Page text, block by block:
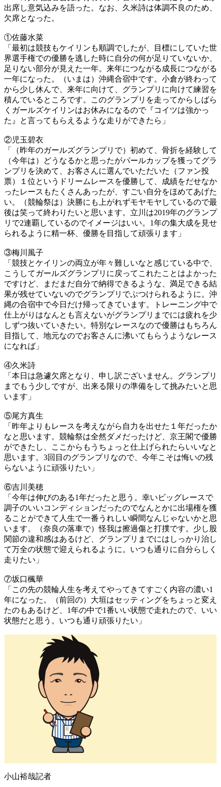
出席し意気込みを語った。なお、久米詩は体調不良のため、
欠席となった。
①佐藤水菜
「最初は競技もケイリンも順調でしたが、目標にしていた世
界選手権での優勝を逃した時に自分の何が足りていないか、
足りない部分が見えた一年。来年につながる成長につながる
一年になった。（いまは）沖縄合宿中です。小倉が終わって
から少し休んで、来年に向けて、グランプリに向けて練習を
積んでいるところです。このグランプリを走ってからしばら
くガールズケイリンはお休みになるので『コイツは強かっ
た』と言ってもらえるような走りができたら」
②児玉碧衣
「（昨年のガールズグランプリで）初めて、骨折を経験して
（今年は）どうなるかと思ったがパールカップを獲ってグラ
ンプリを決めて、お客さんに選んでいただいた（ファン投
票）１位というドリームレースを優勝して、成績をだせなか
ったレースもたくさんあったが、すごい自分をほめてあげた
い。（競輪祭は）決勝にも上がれずモヤモヤしているので最
後は笑って終わりたいと思います。立川は2019年のグランプ
リで2連覇しているのでイメージはいい。1年の集大成を見せ
られるように精一杯、優勝を目指して頑張ります」
③梅川風子
「競技とケイリンの両立が年々難しいなと感じている中で、
こうしてガールズグランプリに戻ってこれたことはよかった
ですけど、まだまだ自分で納得できるような、満足できる結
果が残せていないのでグランプリでぶつけられるように。沖
縄の合宿中で今日だけ帰ってきています。トレーニング中で
仕上がりはなんとも言えないがグランプリまでには疲れを少
しずつ抜いていきたい。特別なレースなので優勝はもちろん
目指して、地元なのでお客さんに沸いてもらうようなレース
になれば」
④久米詩
「本日は急遽欠席となり、申し訳ございません。グランプリ
までもう少しですが、出来る限りの準備をして挑みたいと思
います」
⑤尾方真生
「昨年よりもレースを考えながら自力を出せた１年だったか
なと思います。競輪祭は全然ダメだったけど、京王閣で優勝
ができたし、ここからもうちょっと仕上げられたらいいなと
思います。3回目のグランプリなので、今年こそは悔いの残
らないように頑張りたい」
⑥吉川美穂
「今年は伸びのある1年だったと思う。幸いビッグレースで
調子のいいコンディションだったのでなんとかに出場権を獲
ることができて人生で一番うれしい瞬間なんじゃないかと思
います。（奈良の落車で）怪我は擦過傷と打撲です。少し股
関節の違和感はあるけど、グランプリまでにはしっかり治し
て万全の状態で迎えられるように。いつも通りに自分らしく
走りたい」
⑦坂口楓華
「この先の競輪人生を考えてやってきてすごく内容の濃い1
年になった。（前回の）大垣はセッティングをちょっと変え
たのもあるけど、1年の中で1番いい状態で走れたので、いい
状態だと思う。いつも通り頑張りたい」
小山裕哉記者